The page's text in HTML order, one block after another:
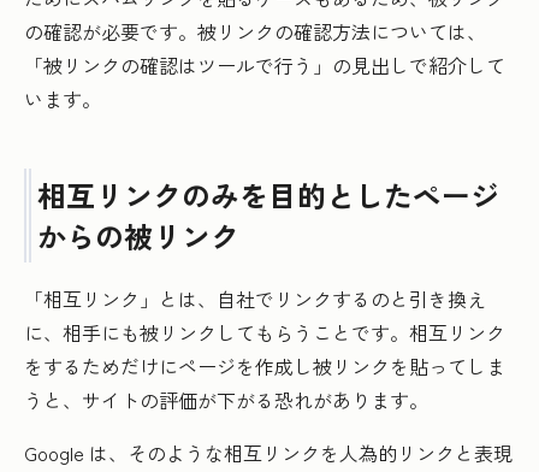
の確認が必要です。被リンクの確認方法については、
「被リンクの確認はツールで行う」の見出しで紹介して
います。
相互リンクのみを目的としたページ
からの被リンク
「相互リンク」とは、自社でリンクするのと引き換え
に、相手にも被リンクしてもらうことです。相互リンク
をするためだけにページを作成し被リンクを貼ってしま
うと、サイトの評価が下がる恐れがあります。
Google は、そのような相互リンクを人為的リンクと表現